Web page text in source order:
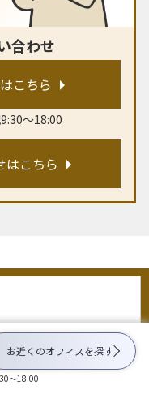
合わせ
こちら
〜18:00
はこちら
お近くのオフィスを探す
〜18:00